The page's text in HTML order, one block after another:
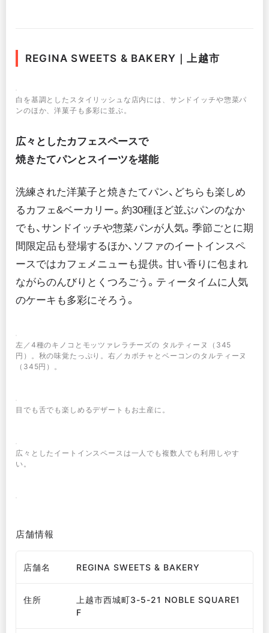
REGINA SWEETS & BAKERY｜上越市
白を基調としたスタイリッシュな店内には、サンドイッチや惣菜パ
ンのほか、洋菓子も多彩に並ぶ。
広々としたカフェスペースで
焼きたてパンとスイーツを堪能
洗練された洋菓子と焼きたてパン、どちらも楽しめ
るカフェ&ベーカリー。約30種ほど並ぶパンのなか
でも、サンドイッチや惣菜パンが人気。季節ごとに期
間限定品も登場するほか、ソファのイートインスペ
ースではカフェメニューも提供。甘い香りに包まれ
ながらのんびりとくつろごう。ティータイムに人気
のケーキも多彩にそろう。
左／4種のキノコとモッツァレラチーズの タルティーヌ（345
円）。秋の味覚たっぷり。右／カボチャとベーコンのタルティーヌ
（345円）。
目でも舌でも楽しめるデザートもお土産に。
広々としたイートインスペースは一人でも複数人でも利用しやす
い。
店舗情報
店舗名 REGINA SWEETS & BAKERY
住所
上越市西城町3-5-21 NOBLE SQUARE1
F